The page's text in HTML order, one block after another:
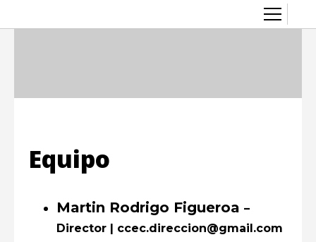
Equipo
Contacto
Inicio
Artes visuales
Convocatorias
Equipo
Martin Rodrigo Figueroa –
Director | ccec.direccion@gmail.com